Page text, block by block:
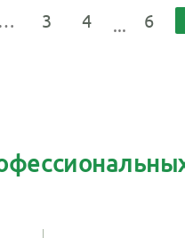
… 3 4 6